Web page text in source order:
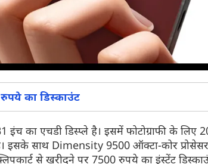
का डिस्काउंट
इंच का एचडी डिस्प्ले है। इसमें फोटोग्राफी के लिए
इसके साथ Dimensity 9500 ऑक्टा-कोर
से खरीदने पर 7500 रुपये का इंस्टेंट